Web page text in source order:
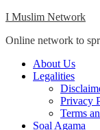
Skip
content
I Muslim Network
Online network to
Close
Menu
About Us
Legalities
Privacy
Terms
Soal Agama